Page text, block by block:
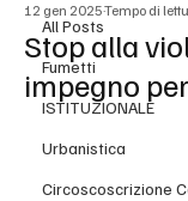
All Posts
Fumetti
ISTITUZIONALE
Urbanistica
Circoscoscrizione
Stop alla
impegno
12 gen 2025Tempo di